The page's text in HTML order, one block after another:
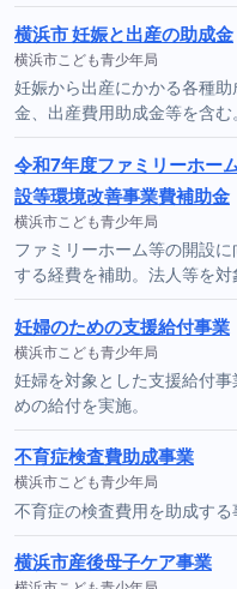
横浜市 妊娠と出産の助成金
横浜市こども青少年局
妊娠から出産にかかる各種
金、出産費用助成金等を含む
令和7年度ファミリーホー
設等環境改善事業費補助金
横浜市こども青少年局
ファミリーホーム等の開設
する経費を補助。法人等を対
妊婦のための支援給付事業
横浜市こども青少年局
妊婦を対象とした支援給付
めの給付を実施。
不育症検査費助成事業
横浜市こども青少年局
不育症の検査費用を助成する
横浜市産後母子ケア事業